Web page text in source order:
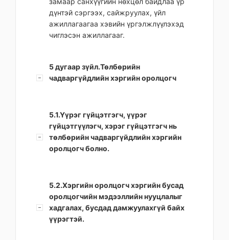
дүнтэй сэргээх, сайжруулах, үйл
ажиллагаагаа хэвийн үргэлжлүүлэхэд
чиглэсэн ажиллагааг.
5 дугаар зүйл.Төлбөрийн
чадваргүйдлийн хэргийн оролцогч
5.1.Үүрэг гүйцэтгэгч, үүрэг
гүйцэтгүүлэгч, хэрэг гүйцэтгэгч нь
төлбөрийн чадваргүйдлийн хэргийн
оролцогч болно.
5.2.Хэргийн оролцогч хэргийн бусад
оролцогчийн мэдээллийн нууцлалыг
хадгалах, бусдад дамжуулахгүй байх
үүрэгтэй.